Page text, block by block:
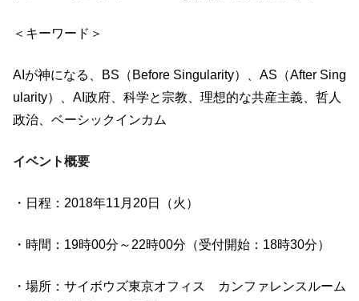
＜キーワード＞
AIが神になる、BS（Before Singularity）、AS（After Sing
ularity）、AI政府、科学と宗教、理想的な共産主義、哲人
政治、ベーシックインカム
イベント概要
・日程：2018年11月20日（火）
・時間：19時00分～22時00分（受付開始：18時30分）
・場所：サイボウズ東京オフィス カンファレンスルーム